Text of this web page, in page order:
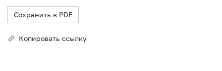
Сохранить в PDF
Копировать ссылку